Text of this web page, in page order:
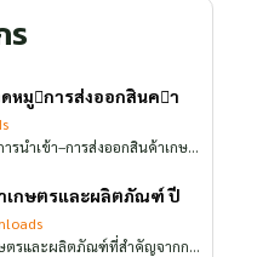
ร
หมูการส่งออกสินคา
คำอธิบาย_การจัดหมวดหมู่การนำเข้า–การส่งออกสินค้าเกษตร โดยใช้พิกัดศุลกากรระบบฮาร์โมไนซ์ (Harmonized System: HS)
เกษตรและผลิตภัณฑ์ ปี
ข้อมูลมูลค่าส่งออกสินค้าเกษตรและผลิตภัณฑ์ที่สำคัญจากกรมศุลกากร รวบรวมโดยสำนักงานเศรษฐกิจการเกษตร จากเอกสารเผยแพร่ "สถิติการค้าสินค้าเกษตรไทยกับต่างประเทศ" ตารางที่ 30